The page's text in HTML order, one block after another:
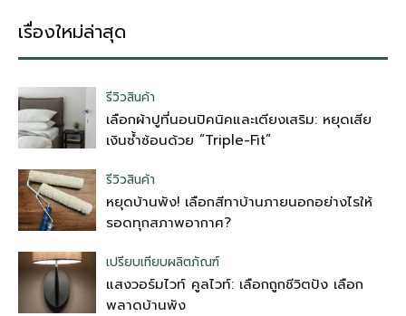
เรื่องใหม่ล่าสุด
รีวิวสินค้า
เลือกผ้าปูที่นอนปิคนิคและเตียงเสริม: หยุดเสีย
เงินซ้ำซ้อนด้วย “Triple-Fit”
รีวิวสินค้า
หยุดบ้านพัง! เลือกสีทาบ้านภายนอกอย่างไรให้
รอดทุกสภาพอากาศ?
เปรียบเทียบผลิตภัณฑ์
แสงวอร์มไวท์ คูลไวท์: เลือกถูกชีวิตปัง เลือก
พลาดบ้านพัง